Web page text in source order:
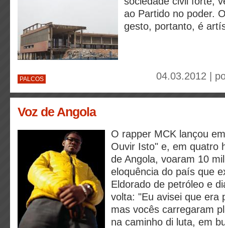
ao Partido no poder.
gesto, portanto, é
PALCOS 04.03.2012 |
Voz de Angola
O rapper MCK lançou
Ouvir Isto" e, em quatro
de Angola, voaram 10
eloquência do país que
Eldorado de petróleo e
volta: "Eu avisei que era
mas vocês carregaram
na caminho di luta, em